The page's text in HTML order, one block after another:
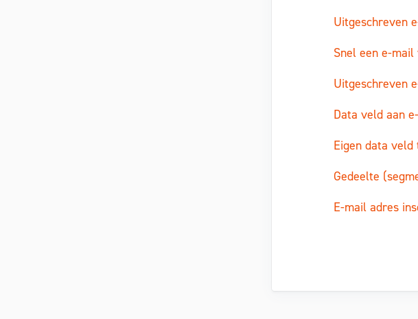
Uitgeschreven
Snel een e-mail
Uitgeschreven
Data veld aan
Eigen data veld
Gedeelte
E-mail adres